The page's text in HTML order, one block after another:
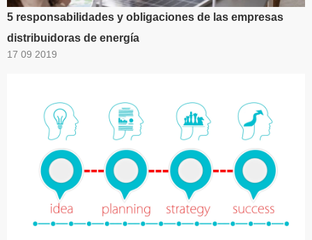
5 responsabilidades y obligaciones de las empresas
distribuidoras de energía
17 09 2019